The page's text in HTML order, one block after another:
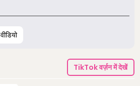
वीडियो
TikTok वर्ज़न में देखें